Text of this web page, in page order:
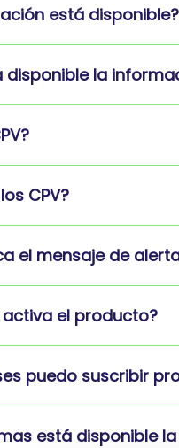
está disponible?
disponible la
CPV?
el mensaje de
el producto?
puedo suscribir
está disponible